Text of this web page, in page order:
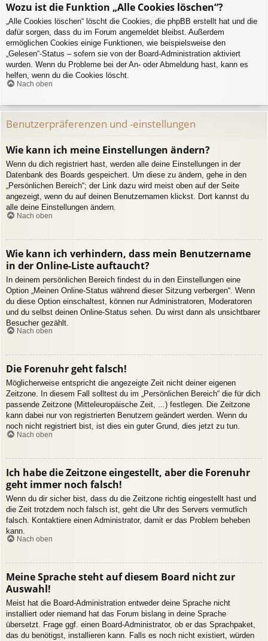
Wozu ist die Funktion „Alle Cookies löschen“?
„Alle Cookies löschen“ löscht die Cookies, die phpBB erstellt hat und die
dafür sorgen, dass du im Forum angemeldet bleibst. Außerdem
ermöglichen Cookies einige Funktionen, wie beispielsweise den
„Gelesen“-Status – sofern sie von der Board-Administration aktiviert
wurden. Wenn du Probleme bei der An- oder Abmeldung hast, kann es
helfen, wenn du die Cookies löscht.
Nach oben
Benutzerpräferenzen und -einstellungen
Wie kann ich meine Einstellungen ändern?
Wenn du dich registriert hast, werden alle deine Einstellungen in der
Datenbank des Boards gespeichert. Um diese zu ändern, gehe in den
„Persönlichen Bereich“; der Link dazu wird meist oben auf der Seite
angezeigt, wenn du auf deinen Benutzernamen klickst. Dort kannst du
alle deine Einstellungen ändern.
Nach oben
Wie kann ich verhindern, dass mein Benutzername
in der Online-Liste auftaucht?
In deinem persönlichen Bereich findest du in den Einstellungen eine
Option „Meinen Online-Status während dieser Sitzung verbergen“. Wenn
du diese Option einschaltest, können nur Administratoren, Moderatoren
und du selbst deinen Online-Status sehen. Du wirst dann als unsichtbarer
Besucher gezählt.
Nach oben
Die Forenuhr geht falsch!
Möglicherweise entspricht die angezeigte Zeit nicht deiner eigenen
Zeitzone. In diesem Fall solltest du im „Persönlichen Bereich“ die für dich
passende Zeitzone (Mitteleuropäische Zeit, ...) festlegen. Die Zeitzone
kann dabei nur von registrierten Benutzern geändert werden. Wenn du
noch nicht registriert bist, ist dies ein guter Grund, dies jetzt zu tun.
Nach oben
Ich habe die Zeitzone eingestellt, aber die Forenuhr
geht immer noch falsch!
Wenn du dir sicher bist, dass du die Zeitzone richtig eingestellt hast und
die Zeit trotzdem noch falsch ist, geht die Uhr des Servers vermutlich
falsch. Kontaktiere einen Administrator, damit er das Problem beheben
kann.
Nach oben
Meine Sprache steht auf diesem Board nicht zur
Auswahl!
Meist hat die Board-Administration entweder deine Sprache nicht
installiert oder niemand hat das Forum bislang in deine Sprache
übersetzt. Frage ggf. einen Board-Administrator, ob er das Sprachpaket,
das du benötigst, installieren kann. Falls es noch nicht existiert, würden